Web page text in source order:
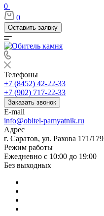
0
0
Оставить заявку
Телефоны
+7 (8452) 42-22-33
+7 (902) 717-22-33
Заказать звонок
E-mail
info@obitel-pamyatnik.ru
Адрес
г. Саратов, ул. Рахова 171/179
Режим работы
Ежедневно с 10:00 до 19:00
Без выходных